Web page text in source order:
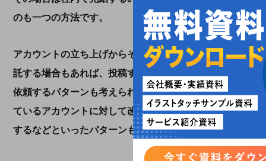
のも一つの方法です。
アカウントの立ち上げからその後の運用全てを完全に委
託する場合もあれば、投稿するコンテンツの制作のみを
依頼するパターンも考えられます。また、すでに運用し
ているアカウントに対して改善点を洗い出してサポート
するなどといったパターンも想定できます。